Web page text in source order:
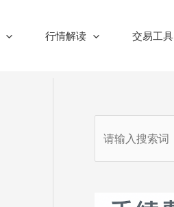
行情解读 交易工具